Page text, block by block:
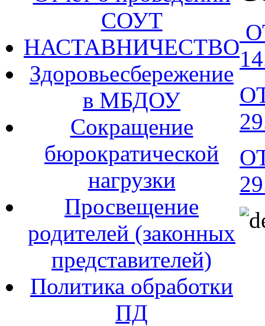
СОУТ
НАСТАВНИЧЕСТВО
Здоровьесбережение
в МБДОУ
Сокращение
бюрократической
нагрузки
Просвещение
родителей (законных
представителей)
Политика обработки
ПД